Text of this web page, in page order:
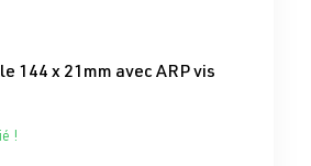
sur 5 étoiles
144 x 21mm avec ARP vis
!